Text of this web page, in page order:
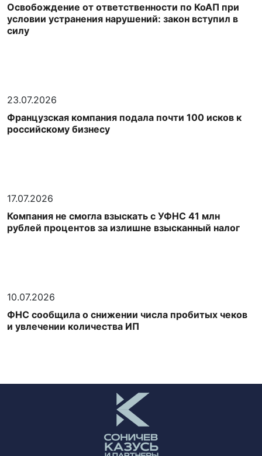
Освобождение от ответственности по КоАП при
условии устранения нарушений: закон вступил в
силу
23.07.2026
Французская компания подала почти 100 исков к
российскому бизнесу
17.07.2026
Компания не смогла взыскать с УФНС 41 млн
рублей процентов за излишне взысканный налог
10.07.2026
ФНС сообщила о снижении числа пробитых чеков
и увлечении количества ИП